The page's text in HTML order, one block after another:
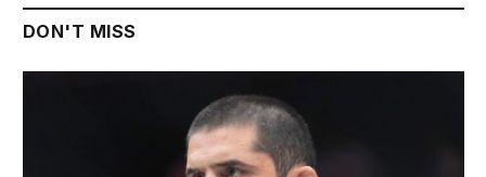
DON'T MISS